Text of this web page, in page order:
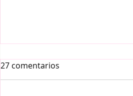
27 comentarios